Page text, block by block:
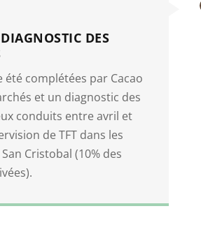
DES
complétées par Cacao
et un diagnostic des
conduits entre avril et
de TFT dans les
Cristobal (10% des